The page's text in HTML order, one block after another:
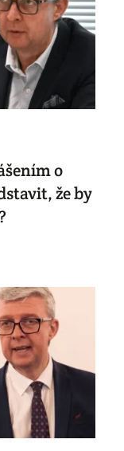
o
že by